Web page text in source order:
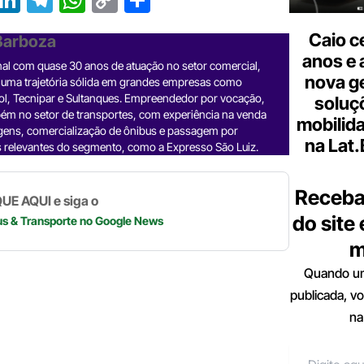
n
ke
dI
n
el
e
gr
a
m
h
s
A
p
p
o
y
Li
n
k
h
e
com quase 30 anos de atuação no setor comercial,
trajetória sólida em grandes empresas como
Tecnipar e Sultanques. Empreendedor por vocação,
no setor de transportes, com experiência na venda
comercialização de ônibus e passagem por
relevantes do segmento, como a Expresso São Luiz.
AQUI e siga o
& Transporteno Google News
Caio
anos e
nova
na
do site
Quando
publicada,